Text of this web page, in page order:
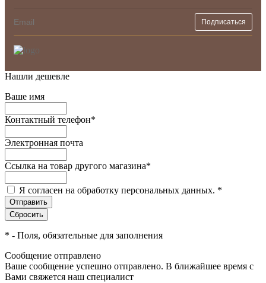
Нашли дешевле
Ваше имя
Контактный телефон*
Электронная почта
Ссылка на товар другого магазина*
Я согласен на обработку персональных данных. *
* - Поля, обязательные для заполнения
Сообщение отправлено
Ваше сообщение успешно отправлено. В ближайшее время с
Вами свяжется наш специалист